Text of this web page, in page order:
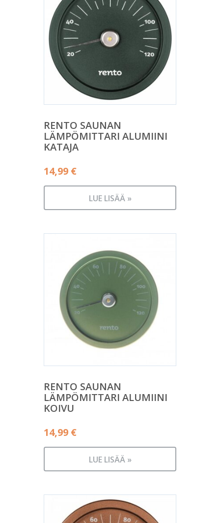
RENTO SAUNAN
LÄMPÖMITTARI ALUMIINI
KATAJA
14,99 €
LUE LISÄÄ »
RENTO SAUNAN
LÄMPÖMITTARI ALUMIINI
KOIVU
14,99 €
LUE LISÄÄ »